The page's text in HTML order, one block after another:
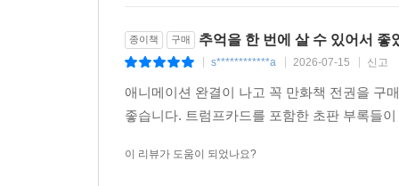
종이책 구매 추억을 한 번에 살 수 있어서 좋
s************a 2026-07-15 신고
애니메이션 완결이 나고 꼭 만화책 전권을 구
좋습니다. 트럼프카드를 포함한 초판 부록들
이 리뷰가 도움이 되었나요?